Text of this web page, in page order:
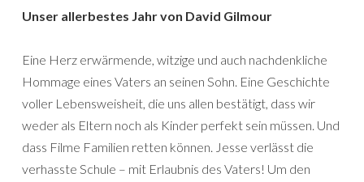
Unser allerbestes Jahr von David Gilmour
Eine Herz erwärmende, witzige und auch nachdenkliche
Hommage eines Vaters an seinen Sohn. Eine Geschichte
voller Lebensweisheit, die uns allen bestätigt, dass wir
weder als Eltern noch als Kinder perfekt sein müssen. Und
dass Filme Familien retten können. Jesse verlässt die
verhasste Schule – mit Erlaubnis des Vaters! Um den